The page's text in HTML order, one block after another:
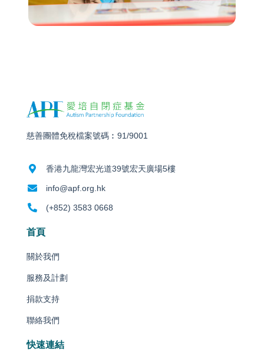
慈善團體免稅檔案號碼︰91/9001
香港九龍灣宏光道39號宏天廣場5樓
info@apf.org.hk
(+852) 3583 0668
首頁
關於我們
服務及計劃
捐款支持
聯絡我們
快速連結